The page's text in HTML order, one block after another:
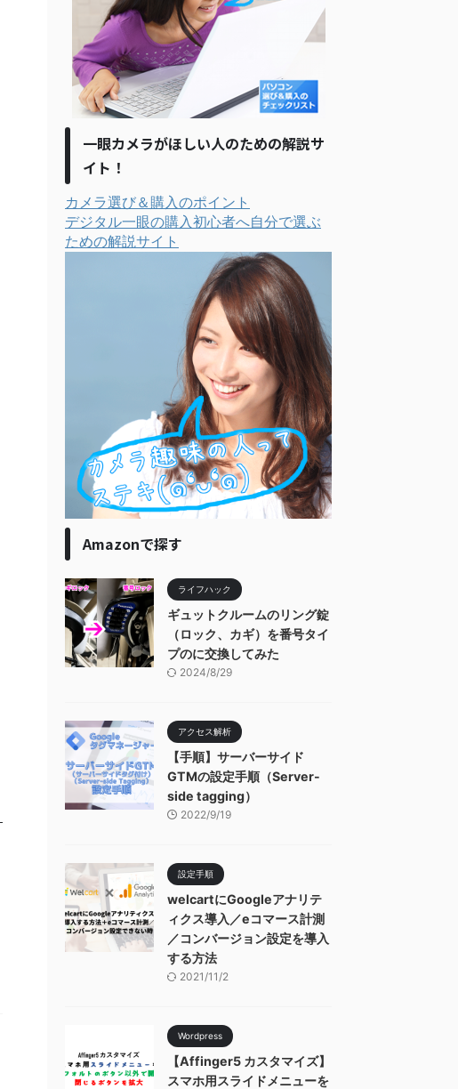
一眼カメラがほしい人のための解説サ
イト！
カメラ選び＆購入のポイント
デジタル一眼の購入初心者へ自分で選ぶ
ための解説サイト
Amazonで探す
ライフハック
ギュットクルームのリング錠
（ロック、カギ）を番号タイ
プのに交換してみた
2024/8/29
アクセス解析
【手順】サーバーサイド
GTMの設定手順（Server-
side tagging）
2022/9/19
設定手順
welcartにGoogleアナリテ
ィクス導入／eコマース計測
／コンバージョン設定を導入
する方法
2021/11/2
Wordpress
【Affinger5 カスタマイズ】
スマホ用スライドメニューを